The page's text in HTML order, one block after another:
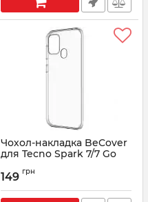
Чохол-накладка BeCover
для Tecno Spark 7/7 Go
Артикул:
149 грн